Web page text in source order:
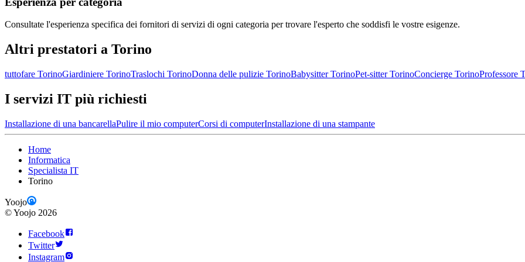
Consultate l'esperienza specifica dei fornitori di servizi di ogni categoria per trovare l'esperto che soddisfi le vostre esigenze.
Altri prestatori a Torino
tuttofare TorinoGiardiniere TorinoTraslochi TorinoDonna delle pulizie TorinoBabysitter TorinoPet-sitter TorinoConcierge TorinoProfessore
I servizi IT più richiesti
Installazione di una bancarellaPulire il mio computerCorsi di computerInstallazione di una stampante
Home
Informatica
Specialista IT
Torino
Yoojo
©Yoojo 2026
Facebook
Twitter
Instagram